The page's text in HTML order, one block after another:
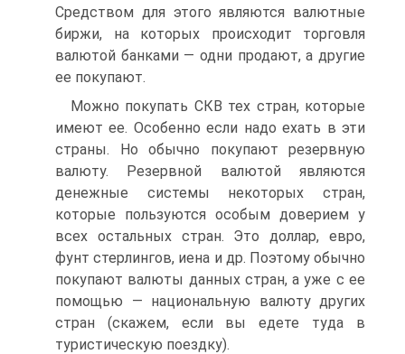
Средством для этого являются валютные
биржи, на которых происходит торговля
валютой банками — одни продают, а другие
ее покупают.
Можно покупать СКВ тех стран, которые
имеют ее. Особенно если надо ехать в эти
страны. Но обычно покупают резервную
валюту. Резервной валютой являются
денежные системы некоторых стран,
которые пользуются особым доверием у
всех остальных стран. Это доллар, евро,
фунт стерлингов, иена и др. Поэтому обычно
покупают валюты данных стран, а уже с ее
помощью — национальную валюту других
стран (скажем, если вы едете туда в
туристическую поездку).